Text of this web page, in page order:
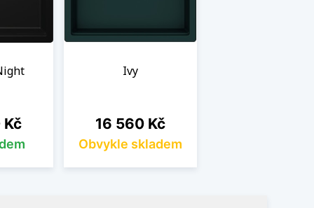
Kč
Ivy
Cena
16 560 Kč
Obvykle skladem